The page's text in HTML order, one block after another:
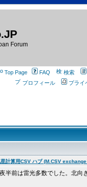
Forum
Top Page FAQ
検索
プロフィール
プライ
星計算用CSV ハブ (M.CSV
半前は雷光多数でした。北